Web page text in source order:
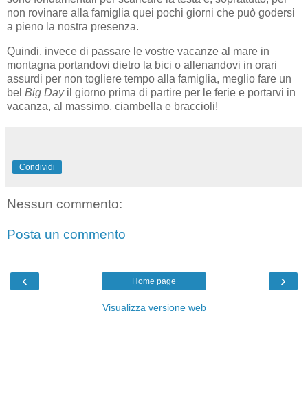
non rovinare alla famiglia quei pochi giorni che può godersi
a pieno la nostra presenza.
Quindi, invece di passare le vostre vacanze al mare in
montagna portandovi dietro la bici o allenandovi in orari
assurdi per non togliere tempo alla famiglia, meglio fare un
bel Big Dayil giorno prima di partire per le ferie e portarvi in
vacanza, al massimo, ciambella e braccioli!
Condividi
Nessun commento:
Posta un commento
‹ ›
Home page
Visualizza versione web